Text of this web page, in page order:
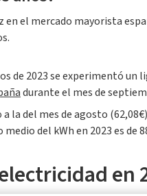
el mercado mayorista
de 2023 se experimentó un
durante el mes de
la del mes de agosto
del kWh en 2023 es
en